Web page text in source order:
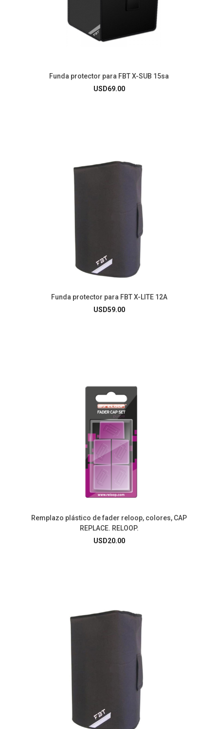
Funda protector para FBT X-SUB 15sa
USD69.00
Funda protector para FBT X-LITE 12A
USD59.00
Remplazo plástico de fader reloop, colores, CAP
REPLACE. RELOOP.
USD20.00